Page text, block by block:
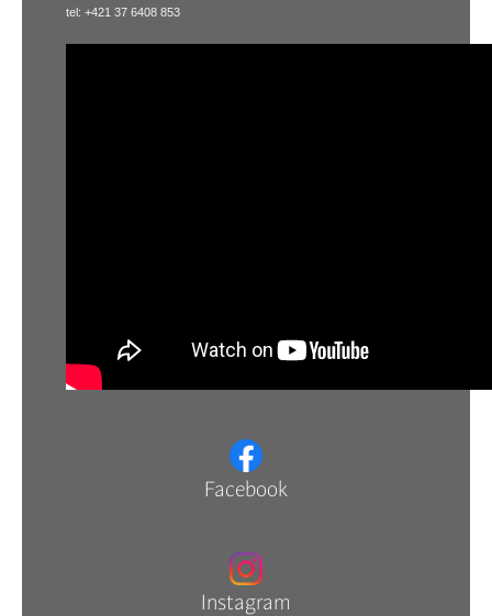
tel: +421 37 6408 853
Facebook
Instagram